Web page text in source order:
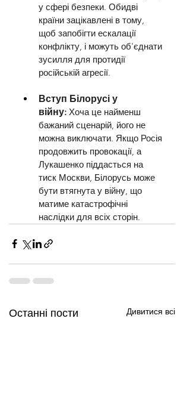
у сфері безпеки. Обидві
країни зацікавлені в тому,
щоб запобігти ескалації
конфлікту, і можуть об'єднати
зусилля для протидії
російській агресії.
Вступ Білорусі у
війну: Хоча це найменш
бажаний сценарій, його не
можна виключати. Якщо Росія
продовжить провокації, а
Лукашенко піддасться на
тиск Москви, Білорусь може
бути втягнута у війну, що
матиме катастрофічні
наслідки для всіх сторін.
Останні пости Дивитися всі